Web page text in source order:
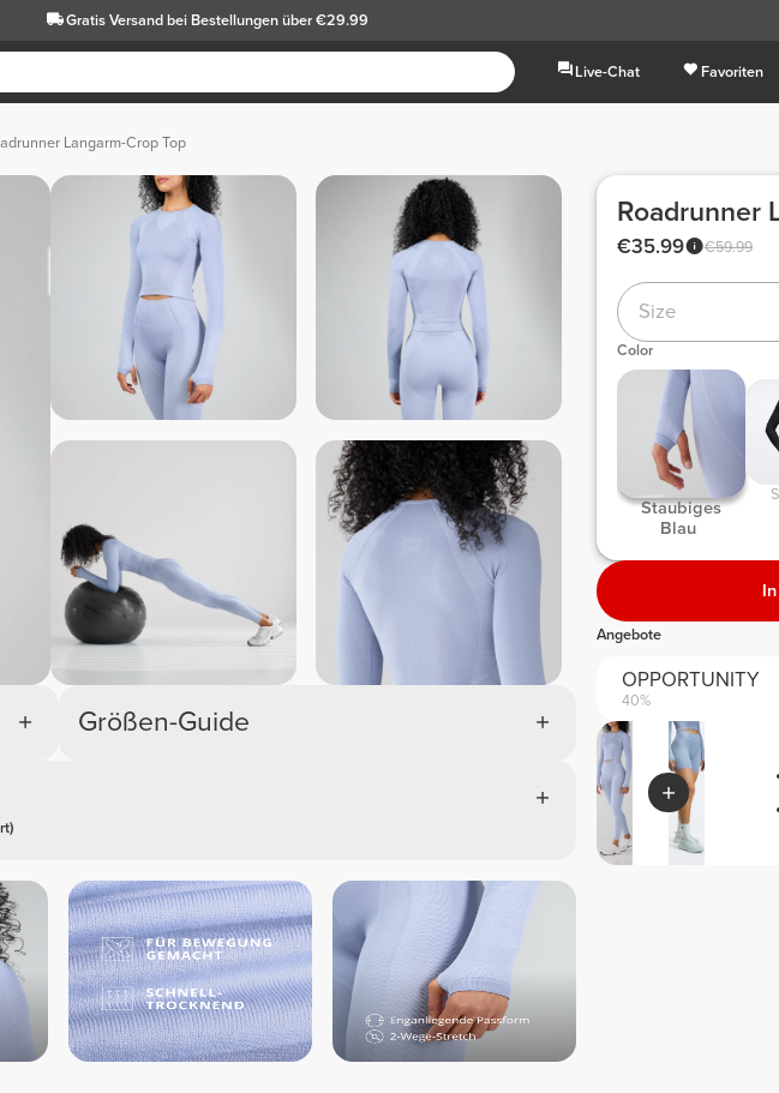
Gratis Versandbei Bestellungen über €29.99
Live-Chat Favoriten
Langarm-Crop Top
Größen-Guide
Roadrunner
€59.99
€35.99
Size
Color
Staubiges
Blau
Angebote
OPPORTUNITY
40%